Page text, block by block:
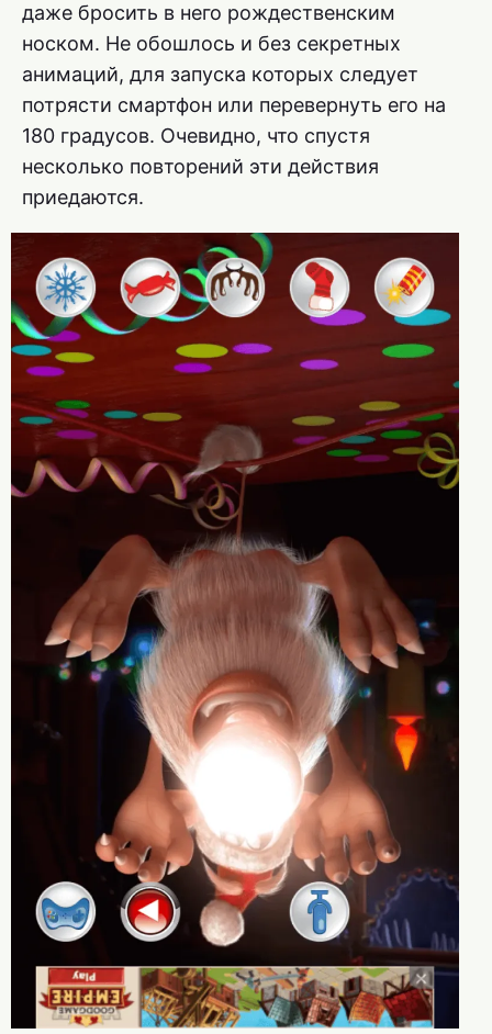
даже бросить в него рождественским
носком. Не обошлось и без секретных
анимаций, для запуска которых следует
потрясти смартфон или перевернуть его на
180 градусов. Очевидно, что спустя
несколько повторений эти действия
приедаются.